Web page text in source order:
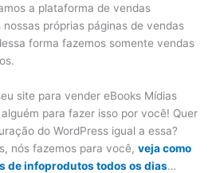
a plataforma de vendas
nossas próprias páginas de vendas
forma fazemos somente vendas
site para vender eBooks Mídias
para fazer isso por você! Quer
do WordPress igual a essa?
nós fazemos para você,veja como
de infoprodutos todos os dias…